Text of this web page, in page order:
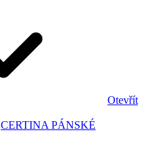
Otevřít
CERTINA PÁNSKÉ